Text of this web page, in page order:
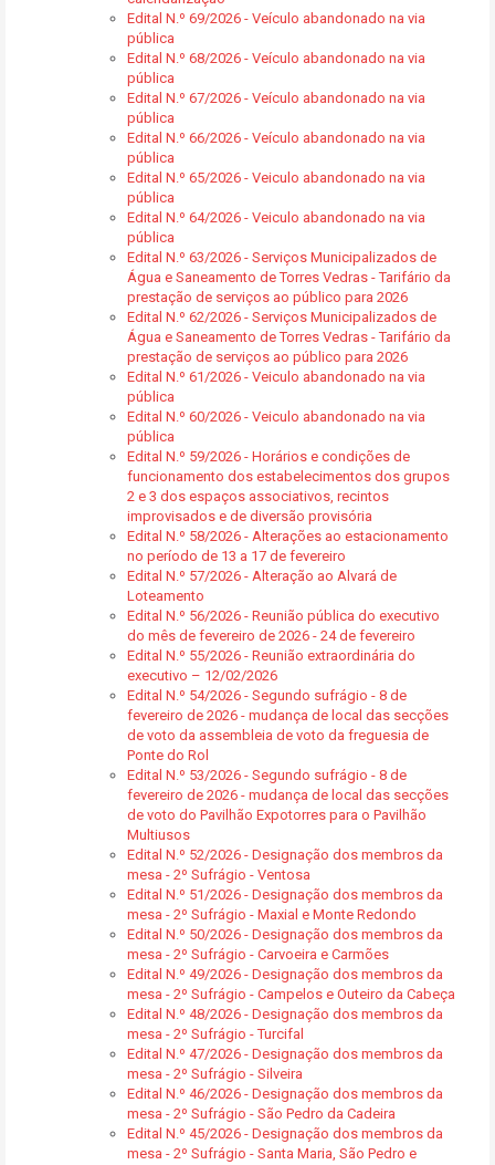
Edital N.º 69/2026 - Veículo abandonado na via
pública
Edital N.º 68/2026 - Veículo abandonado na via
pública
Edital N.º 67/2026 - Veículo abandonado na via
pública
Edital N.º 66/2026 - Veículo abandonado na via
pública
Edital N.º 65/2026 - Veiculo abandonado na via
pública
Edital N.º 64/2026 - Veiculo abandonado na via
pública
Edital N.º 63/2026 - Serviços Municipalizados de
Água e Saneamento de Torres Vedras - Tarifário da
prestação de serviços ao público para 2026
Edital N.º 62/2026 - Serviços Municipalizados de
Água e Saneamento de Torres Vedras - Tarifário da
prestação de serviços ao público para 2026
Edital N.º 61/2026 - Veiculo abandonado na via
pública
Edital N.º 60/2026 - Veiculo abandonado na via
pública
Edital N.º 59/2026 - Horários e condições de
funcionamento dos estabelecimentos dos grupos
2 e 3 dos espaços associativos, recintos
improvisados e de diversão provisória
Edital N.º 58/2026 - Alterações ao estacionamento
no período de 13 a 17 de fevereiro
Edital N.º 57/2026 - Alteração ao Alvará de
Loteamento
Edital N.º 56/2026 - Reunião pública do executivo
do mês de fevereiro de 2026 - 24 de fevereiro
Edital N.º 55/2026 - Reunião extraordinária do
executivo – 12/02/2026
Edital N.º 54/2026 - Segundo sufrágio - 8 de
fevereiro de 2026 - mudança de local das secções
de voto da assembleia de voto da freguesia de
Ponte do Rol
Edital N.º 53/2026 - Segundo sufrágio - 8 de
fevereiro de 2026 - mudança de local das secções
de voto do Pavilhão Expotorres para o Pavilhão
Multiusos
Edital N.º 52/2026 - Designação dos membros da
mesa - 2º Sufrágio - Ventosa
Edital N.º 51/2026 - Designação dos membros da
mesa - 2º Sufrágio - Maxial e Monte Redondo
Edital N.º 50/2026 - Designação dos membros da
mesa - 2º Sufrágio - Carvoeira e Carmões
Edital N.º 49/2026 - Designação dos membros da
mesa - 2º Sufrágio - Campelos e Outeiro da Cabeça
Edital N.º 48/2026 - Designação dos membros da
mesa - 2º Sufrágio - Turcifal
Edital N.º 47/2026 - Designação dos membros da
mesa - 2º Sufrágio - Silveira
Edital N.º 46/2026 - Designação dos membros da
mesa - 2º Sufrágio - São Pedro da Cadeira
Edital N.º 45/2026 - Designação dos membros da
mesa - 2º Sufrágio - Santa Maria, São Pedro e